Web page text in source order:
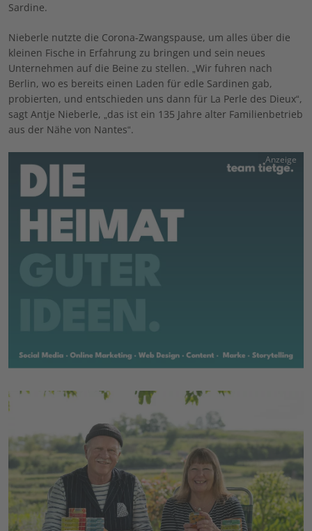
Sardine.
Nieberle nutzte die Corona-Zwangspause, um alles über die
kleinen Fische in Erfahrung zu bringen und sein neues
Unternehmen auf die Beine zu stellen. „Wir fuhren nach
Berlin, wo es bereits einen Laden für edle Sardinen gab,
probierten, und entschieden uns dann für La Perle des Dieux“,
sagt Antje Nieberle, „das ist ein 135 Jahre alter Familienbetrieb
aus der Nähe von Nantes“.
Anzeige